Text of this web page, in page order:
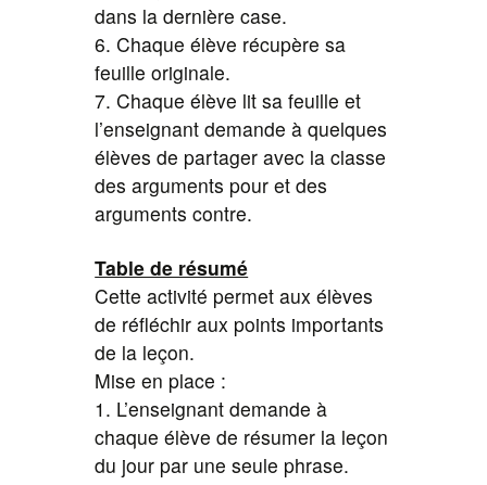
dans la dernière case.
6. Chaque élève récupère sa
feuille originale.
7. Chaque élève lit sa feuille et
l’enseignant demande à quelques
élèves de partager avec la classe
des arguments pour et des
arguments contre.
Table de résumé
Cette activité permet aux élèves
de réfléchir aux points importants
de la leçon.
Mise en place :
1. L’enseignant demande à
chaque élève de résumer la leçon
du jour par une seule phrase.